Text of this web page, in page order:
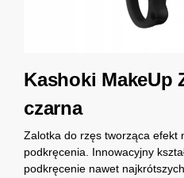
Kashoki MakeUp
czarna
Zalotka do rzęs tworząca efekt
podkręcenia. Innowacyjny
podkręcenie nawet najkrótszych